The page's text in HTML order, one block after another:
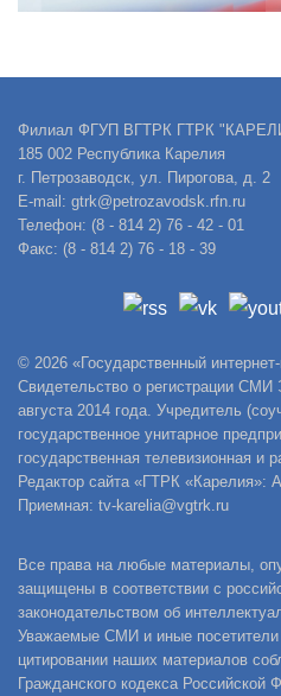
Филиал ФГУП ВГТРК ГТРК
185 002 Республика Карелия
г. Петрозаводск, ул. Пирогова, д. 2
E-mail: gtrk@petrozavodsk.rfn.ru
Телефон: (8 - 814 2) 76 - 42 - 01
Факс: (8 - 814 2) 76 - 18 - 39
© 2026 «Государственный
Свидетельство о регистрации
августа 2014 года. Учредитель
государственное унитарное
государственная телевизионная и
Редактор сайта «ГТРК «Карелия»:
Приемная: tv-karelia@vgtrk.ru
Все права на любые материалы,
защищены в соответствии с
законодательством об
Уважаемые СМИ и иные посетители
цитировании наших материалов
Гражданского кодекса Российской